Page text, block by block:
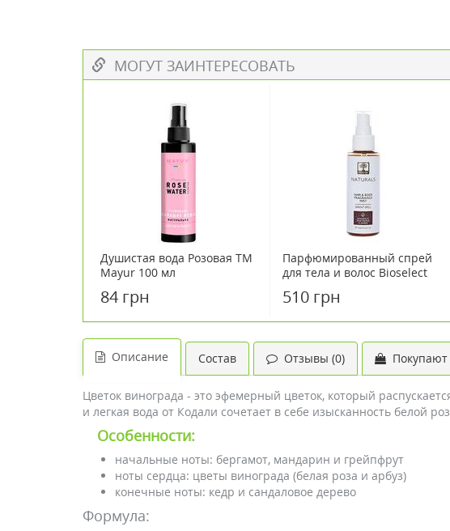
МОГУТ ЗАИНТЕРЕСОВАТЬ
Душистая вода Розовая TM
Mayur 100 мл
84 грн
Парфюмированный спрей
для тела и волос Bioselect
100 мл
510 грн
Описание Состав Отзывы (0) Покупают
Цветок винограда - это эфемерный цветок, который
и легкая вода от Кодали сочетает в себе изысканность белой
Особенности:
начальные ноты: бергамот, мандарин и грейпфрут
ноты сердца: цветы винограда (белая роза и арбуз)
конечные ноты: кедр и сандаловое дерево
Формула: